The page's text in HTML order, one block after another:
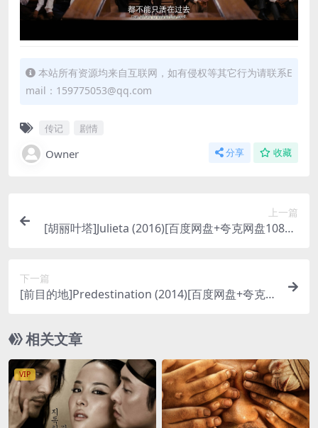
本站所有资源均来自互联网，如有侵权等其它行为请联系E
mail：159775053@qq.com
传记 剧情
Owner 分享 收藏
上一篇
[胡丽叶塔]Julieta (2016)[百度网盘+夸克网盘1080P
下一篇
[前目的地]Predestination (2014)[百度网盘+夸克网
4/6.4GB][中英字幕]
相关文章
VIP